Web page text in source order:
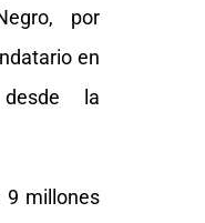
por
en
la
9 millones